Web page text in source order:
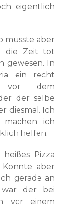
eigentlich
musste aber
die Zeit tot
gewesen. In
ein recht
vor dem
der selbe
diesmal. Ich
ich
helfen.
Pizza
aber
gerade an
war der bei
vor einem